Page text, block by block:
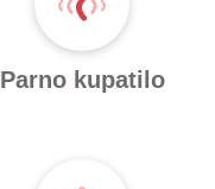
Parno kupatilo